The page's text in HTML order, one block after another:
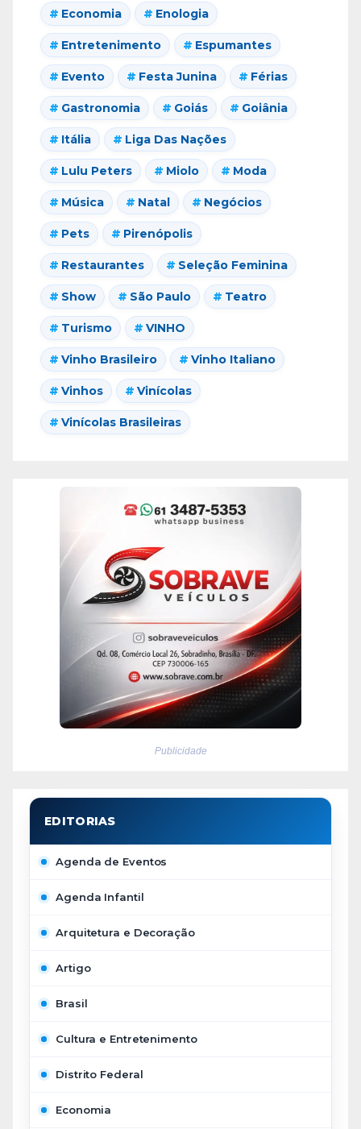
Economia Enologia
Entretenimento Espumantes
Evento Festa Junina Férias
Gastronomia Goiás Goiânia
Itália Liga Das Nações
Lulu Peters Miolo Moda
Música Natal Negócios
Pets Pirenópolis
Restaurantes Seleção Feminina
Show São Paulo Teatro
Turismo VINHO
Vinho Brasileiro Vinho Italiano
Vinhos Vinícolas
Vinícolas Brasileiras
Publicidade
Agenda de Eventos
Agenda Infantil
Arquitetura e Decoração
Artigo
Brasil
Cultura e Entretenimento
Distrito Federal
Economia